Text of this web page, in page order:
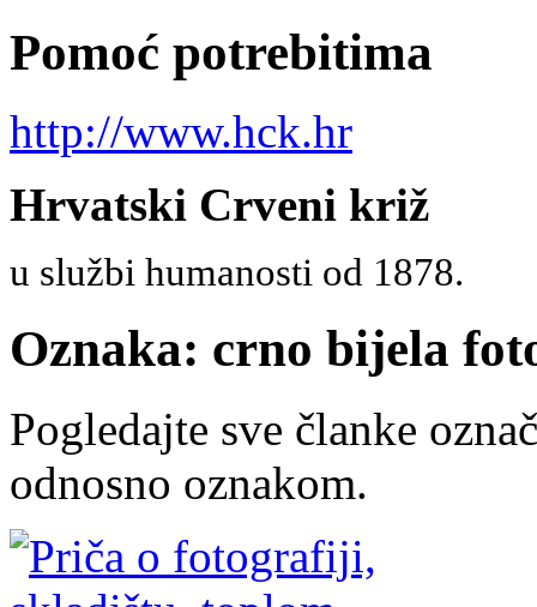
Pomoć potrebitima
http://www.hck.hr
Hrvatski Crveni križ
u službi humanosti od 1878.
Oznaka: crno bijela
Pogledajte sve članke
odnosno oznakom.